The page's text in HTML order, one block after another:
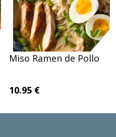
Miso Ramen de Pollo
10.95 €